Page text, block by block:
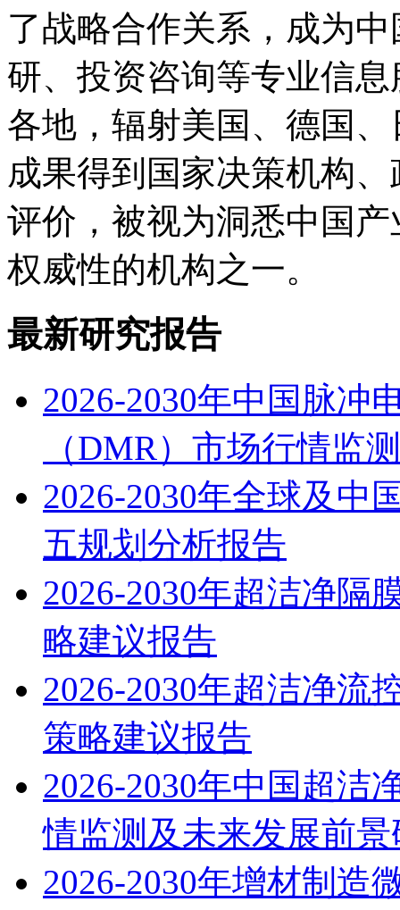
了战略合作关系，成为
研、投资咨询等专业信
各地，辐射美国、德国
成果得到国家决策机构
评价，被视为洞悉中国
权威性的机构之一。
最新研究报告
2026-2030年中国脉冲
（DMR）市场行情监
2026-2030年全球及中
五规划分析报告
2026-2030年超洁净隔
略建议报告
2026-2030年超洁净流
策略建议报告
2026-2030年中国超洁
情监测及未来发展前
2026-2030年增材制造